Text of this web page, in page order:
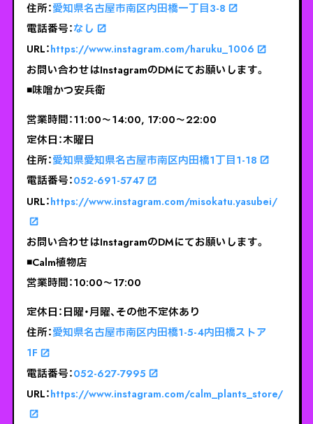
住所：愛知県名古屋市南区内田橋一丁目3-8
電話番号：なし
URL：https://www.instagram.com/haruku_1006
お問い合わせはInstagramのDMにてお願いします。
◾️味噌かつ安兵衛
営業時間：11:00～14:00, 17:00～22:00
定休日：木曜日
住所：愛知県愛知県名古屋市南区内田橋1丁目1-18
電話番号：052-691-5747
URL：https://www.instagram.com/misokatu.yasubei/
お問い合わせはInstagramのDMにてお願いします。
◾️Calm植物店
営業時間：10:00～17:00
定休日：日曜・月曜、その他不定休あり
住所：愛知県名古屋市南区内田橋1-5-4内田橋ストア
1F
電話番号：052-627-7995
URL：https://www.instagram.com/calm_plants_store/